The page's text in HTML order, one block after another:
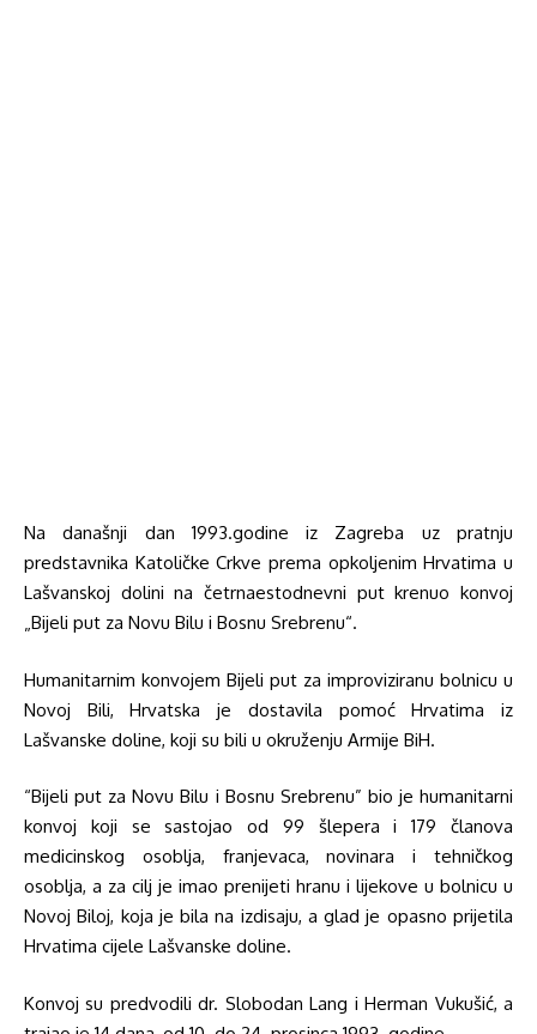
Na današnji dan 1993.godine iz Zagreba uz pratnju
predstavnika Katoličke Crkve prema opkoljenim Hrvatima u
Lašvanskoj dolini na četrnaestodnevni put krenuo konvoj
„Bijeli put za Novu Bilu i Bosnu Srebrenu“.
Humanitarnim konvojem Bijeli put za improviziranu bolnicu u
Novoj Bili, Hrvatska je dostavila pomoć Hrvatima iz
Lašvanske doline, koji su bili u okruženju Armije BiH.
“Bijeli put za Novu Bilu i Bosnu Srebrenu” bio je humanitarni
konvoj koji se sastojao od 99 šlepera i 179 članova
medicinskog osoblja, franjevaca, novinara i tehničkog
osoblja, a za cilj je imao prenijeti hranu i lijekove u bolnicu u
Novoj Biloj, koja je bila na izdisaju, a glad je opasno prijetila
Hrvatima cijele Lašvanske doline.
Konvoj su predvodili dr. Slobodan Lang i Herman Vukušić, a